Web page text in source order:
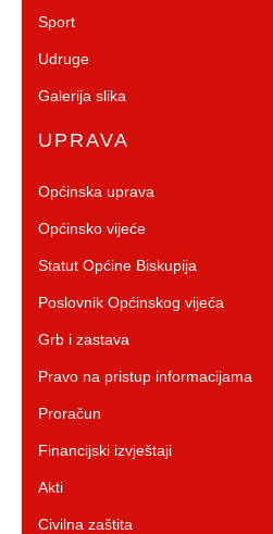
Sport
Udruge
Galerija slika
UPRAVA
Općinska uprava
Općinsko vijeće
Statut Općine Biskupija
Poslovnik Općinskog vijeća
Grb i zastava
Pravo na pristup informacijama
Proračun
Financijski izvještaji
Akti
Civilna zaštita